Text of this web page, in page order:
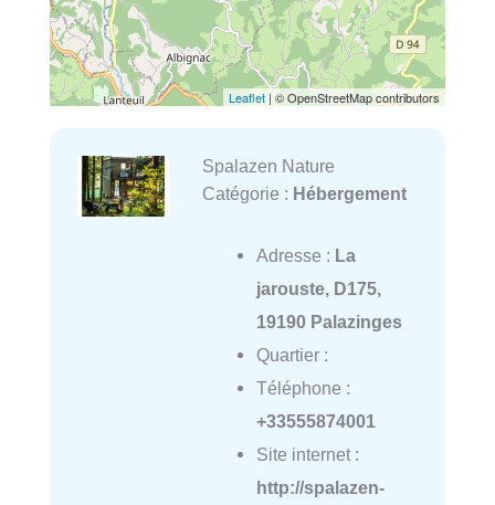
Leaflet | © OpenStreetMap contributors
Spalazen Nature
Catégorie : Hébergement
Adresse : La
jarouste, D175,
19190 Palazinges
Quartier :
Téléphone :
+33555874001
Site internet :
http://spalazen-